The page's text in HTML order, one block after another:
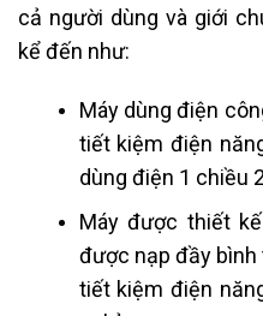
cả người dùng và giới
kể đến như:
Máy dùng điện
tiết kiệm điện
dùng điện 1 chiều
Máy được thiết
được nạp đầy
tiết kiệm điện